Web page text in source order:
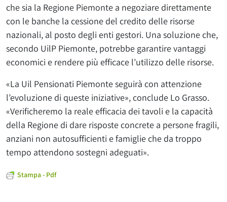
che sia la Regione Piemonte a negoziare direttamente
con le banche la cessione del credito delle risorse
nazionali, al posto degli enti gestori. Una soluzione che,
secondo UilP Piemonte, potrebbe garantire vantaggi
economici e rendere più efficace l’utilizzo delle risorse.
«La Uil Pensionati Piemonte seguirà con attenzione
l’evoluzione di queste iniziative», conclude Lo Grasso.
«Verificheremo la reale efficacia dei tavoli e la capacità
della Regione di dare risposte concrete a persone fragili,
anziani non autosufficienti e famiglie che da troppo
tempo attendono sostegni adeguati».
Stampa - Pdf